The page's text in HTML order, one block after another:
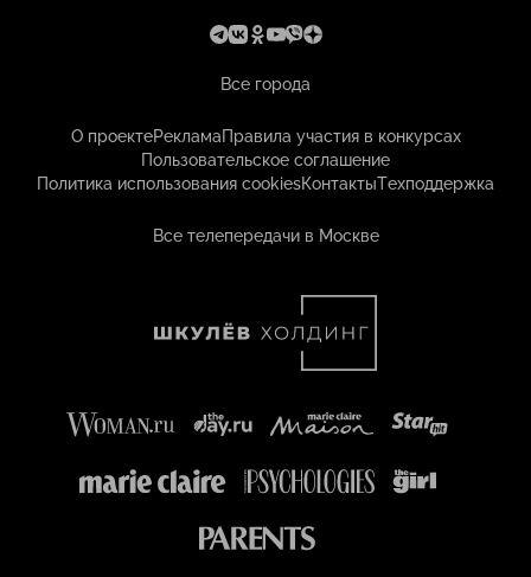
Все города
О проектеРекламаПравила участия в конкурсах
Пользовательское соглашение
Политика использования cookiesКонтактыТехподдержка
Все телепередачи в Москве